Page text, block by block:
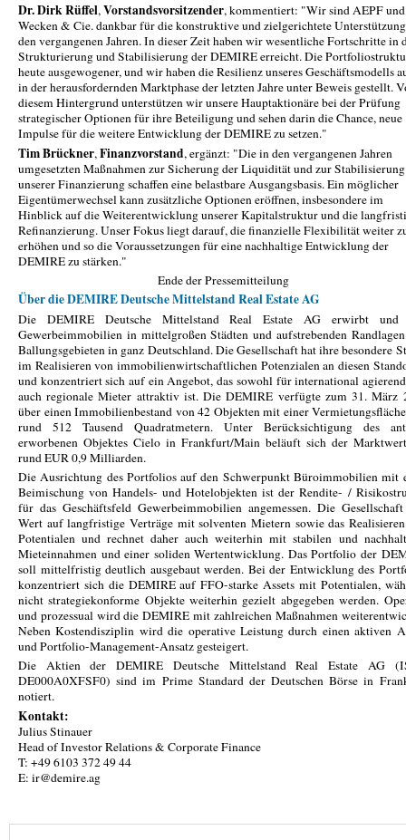
Dr. Dirk Rüffel,Vorstandsvorsitzender, kommentiert: "Wir sind AEPF und
Wecken & Cie. dankbar für die konstruktive und zielgerichtete
den vergangenen Jahren. In dieser Zeit haben wir wesentliche Fortschritte in
Strukturierung und Stabilisierung der DEMIRE erreicht. Die
heute ausgewogener, und wir haben die Resilienz unseres Geschäftsmodells
in der herausfordernden Marktphase der letzten Jahre unter Beweis gestellt.
diesem Hintergrund unterstützen wir unsere Hauptaktionäre bei der Prüfung
strategischer Optionen für ihre Beteiligung und sehen darin die Chance, neue
Impulse für die weitere Entwicklung der DEMIRE zu setzen."
Tim Brückner, Finanzvorstand, ergänzt: "Die in den vergangenen Jahren
umgesetzten Maßnahmen zur Sicherung der Liquidität und zur Stabilisierung
unserer Finanzierung schaffen eine belastbare Ausgangsbasis. Ein möglicher
Eigentümerwechsel kann zusätzliche Optionen eröffnen, insbesondere im
Hinblick auf die Weiterentwicklung unserer Kapitalstruktur und die
Refinanzierung. Unser Fokus liegt darauf, die finanzielle Flexibilität weiter
erhöhen und so die Voraussetzungen für eine nachhaltige Entwicklung der
DEMIRE zu stärken."
Ende der Pressemitteilung
Über die DEMIRE Deutsche Mittelstand Real Estate AG
Die DEMIRE Deutsche Mittelstand Real Estate AG erwirbt und
Gewerbeimmobilien in mittelgroßen Städten und aufstrebenden
Ballungsgebieten in ganz Deutschland. Die Gesellschaft hat ihre besondere
im Realisieren von immobilienwirtschaftlichen Potenzialen an diesen
und konzentriert sich auf ein Angebot, das sowohl für international
auch regionale Mieter attraktiv ist. Die DEMIRE verfügte zum 31. März
über einen Immobilienbestand von 42 Objekten mit einer
rund 512 Tausend Quadratmetern. Unter Berücksichtigung des
erworbenen Objektes Cielo in Frankfurt/Main beläuft sich der
rund EUR 0,9 Milliarden.
Die Ausrichtung des Portfolios auf den Schwerpunkt Büroimmobilien mit
Beimischung von Handels- und Hotelobjekten ist der Rendite- /
für das Geschäftsfeld Gewerbeimmobilien angemessen. Die
Wert auf langfristige Verträge mit solventen Mietern sowie das
Potentialen und rechnet daher auch weiterhin mit stabilen und
Mieteinnahmen und einer soliden Wertentwicklung. Das Portfolio der
soll mittelfristig deutlich ausgebaut werden. Bei der Entwicklung des
konzentriert sich die DEMIRE auf FFO-starke Assets mit Potentialen,
nicht strategiekonforme Objekte weiterhin gezielt abgegeben werden.
und prozessual wird die DEMIRE mit zahlreichen Maßnahmen
Neben Kostendisziplin wird die operative Leistung durch einen aktiven
und Portfolio-Management-Ansatz gesteigert.
Die Aktien der DEMIRE Deutsche Mittelstand Real Estate AG
DE000A0XFSF0) sind im Prime Standard der Deutschen Börse in
notiert.
Kontakt:
Julius Stinauer
Head of Investor Relations & Corporate Finance
T: +49 6103 372 49 44
E: ir@demire.ag